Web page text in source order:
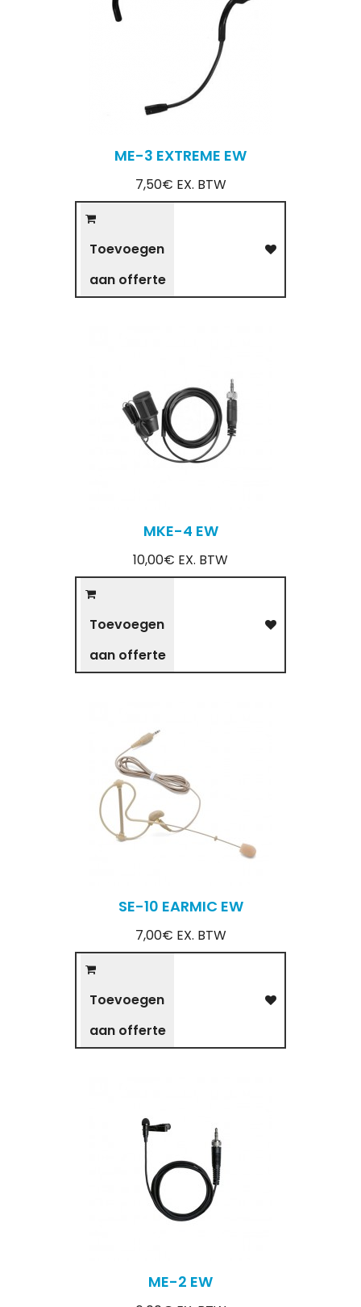
ME-3 EXTREME EW
7,50€ EX. BTW
Toevoegen
aan offerte
MKE-4 EW
10,00€ EX. BTW
Toevoegen
aan offerte
SE-10 EARMIC EW
7,00€ EX. BTW
Toevoegen
aan offerte
ME-2 EW